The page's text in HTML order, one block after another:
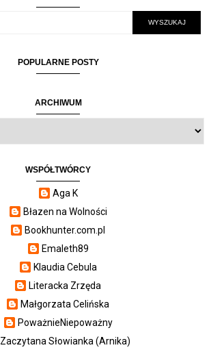
POPULARNE POSTY
ARCHIWUM
WSPÓŁTWÓRCY
Aga K
Błazen na Wolności
Bookhunter.com.pl
Emaleth89
Klaudia Cebula
Literacka Zrzęda
Małgorzata Celińska
PoważnieNiepoważny
Zaczytana Słowianka (Arnika)